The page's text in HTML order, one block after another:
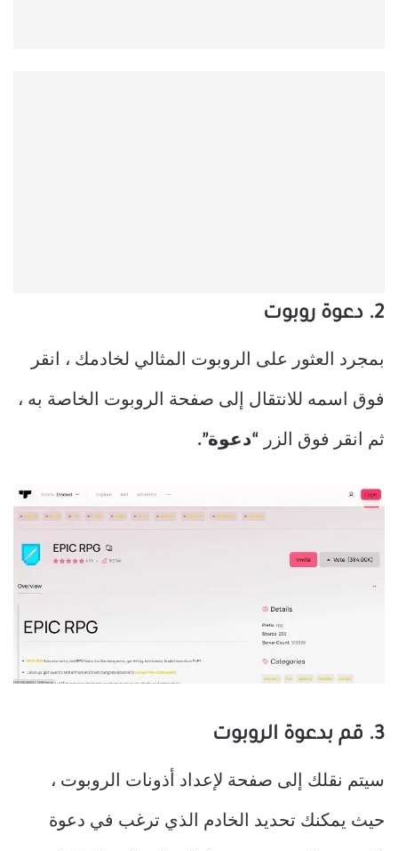
2. دعوة روبوت
بمجرد العثور على الروبوت المثالي لخادمك ، انقر
فوق اسمه للانتقال إلى صفحة الروبوت الخاصة به ،
ثم انقر فوق الزر “دعوة”.
3. قم بدعوة الروبوت
سيتم نقلك إلى صفحة لإعداد أذونات الروبوت ،
حيث يمكنك تحديد الخادم الذي ترغب في دعوة